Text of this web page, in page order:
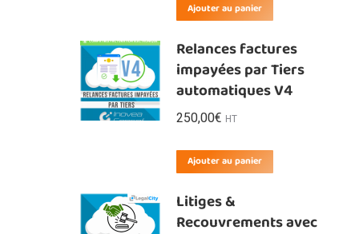
Ajouter au panier
Relances factures
impayées par Tiers
automatiques V4
250,00€ HT
Ajouter au panier
Litiges &
Recouvrements avec